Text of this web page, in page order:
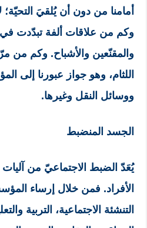
أمامنا من دون أن يُلقيَ التحيّة؛
وكم من علاقات ألفة تبدّدت في
والمقنّعين والأشباح. وكم من مرّة
اللثام، وهو جواز عبورنا إلى
ووسائل النقل وغيرها.
الجسد المنضبط
يُعَدّ الضبط الاجتماعيّ من
الأفراد. فمن خلال إرساء
التنشئة الاجتماعية، التربية